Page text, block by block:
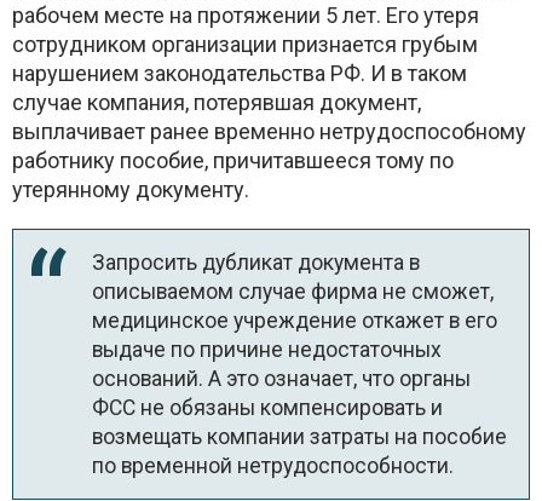
рабочем месте на протяжении 5 лет. Его утеря
сотрудником организации признается грубым
нарушением законодательства РФ. И в таком
случае компания, потерявшая документ,
выплачивает ранее временно нетрудоспособному
работнику пособие, причитавшееся тому по
утерянному документу.
Запросить дубликат документа в
описываемом случае фирма не сможет,
медицинское учреждение откажет в его
выдаче по причине недостаточных
оснований. А это означает, что органы
ФСС не обязаны компенсировать и
возмещать компании затраты на пособие
по временной нетрудоспособности.